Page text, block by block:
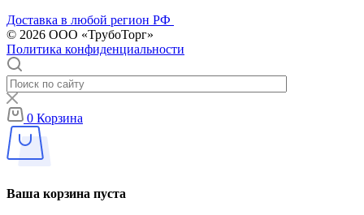
Доставка в любой регион РФ
© 2026 ООО «ТрубоТорг»
Политика конфиденциальности
0 Корзина
Ваша корзина пуста